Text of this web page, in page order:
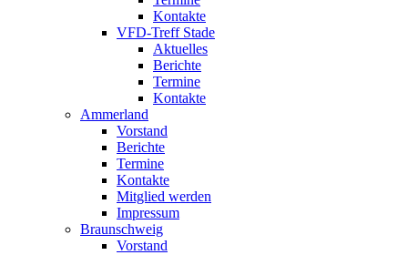
Kontakte
VFD-Treff Stade
Aktuelles
Berichte
Termine
Kontakte
Ammerland
Vorstand
Berichte
Termine
Kontakte
Mitglied werden
Impressum
Braunschweig
Vorstand